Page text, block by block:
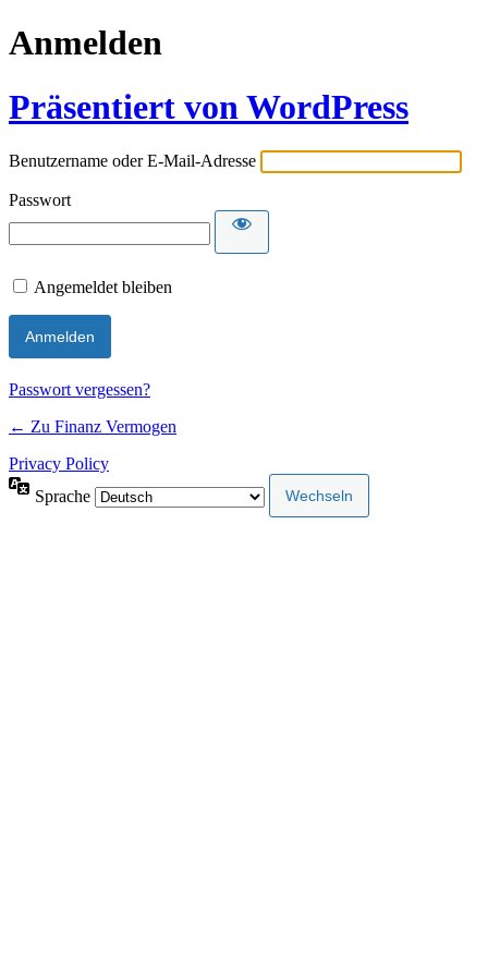
Anmelden
Präsentiert von WordPress
Benutzername oder E-Mail-Adresse
Passwort
Angemeldet bleiben
Passwort vergessen?
← Zu Finanz Vermogen
Privacy Policy
Sprache